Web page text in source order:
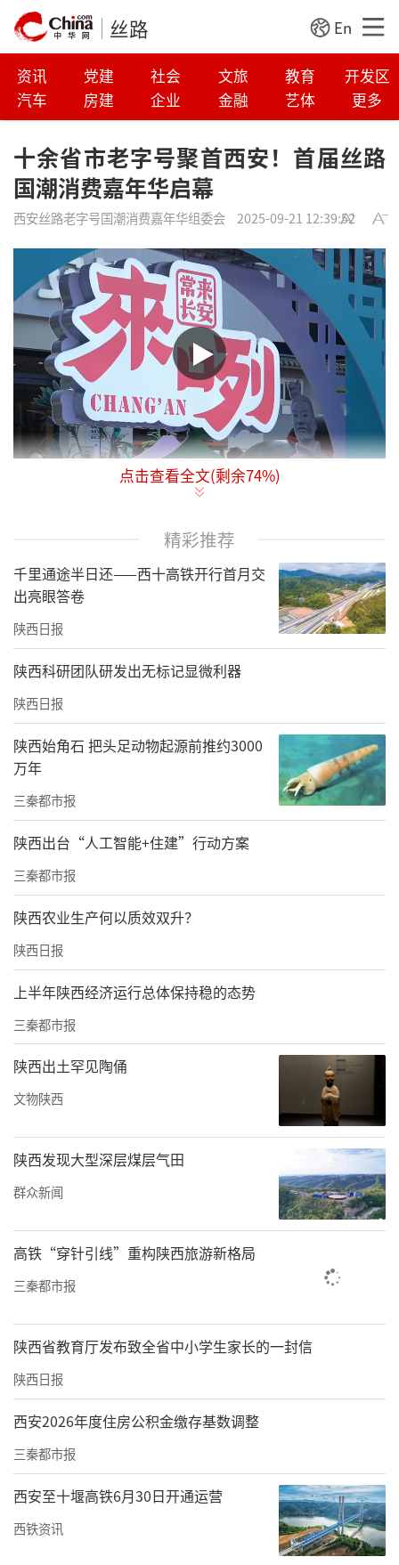
丝路 En
资讯 党建 社会 文旅 教育
开发区
汽车
房建 企业 金融 艺体 更多
十余省市老字号聚首西安！首届丝路
国潮消费嘉年华启幕
西安丝路老字号国潮消费嘉年华组委会 2025-09-21 12:39:52
9月19日，“国货潮品・历久弥新——首届西安
金市广场启幕。活动汇聚了来自北京、西安、
昆明、浙江、重庆、海南、广州、安徽、哈尔
滨、厦门、浙江、河南、云南、四川等全国十
余省市的优秀老字号企业，与西安本地非遗项
目、文创潮品同台亮相，为市民和游客打造了
会。
启动仪式上，10省市老字号商协会代表联合发
布《西安丝路老字号创新发展倡议》，围绕区
域协同合作、产品服务创新、数字化转型、知
识产权强化等议题凝聚行业共识、明确行动方
向。此次倡议的发布，不仅是对商务部《关于
促进老字号创新发展的意见》的具体响应，更
跨区域协同、创新性发展的新篇章，为丝路文
化传承与消费市场升级注入更多活力。
据悉，本次嘉年华为期三天，设置老字号展销
区、非遗及民俗体验区等多个特色区域，市民
游客可沉浸式选购老字号好物、观赏非遗技艺
展示，还能体验“国潮音乐汇”“篝火民俗
荟”等特色表演。活动期间，主办方还推出了
惠民福利：持有西安近期大型演唱会或体育赛
事票根的观众，可至活动现场会务处兑换10元
消费券，尽享国潮消费福利。
责任编辑：王莹 秦华
点击查看全文(剩余74%)
精彩推荐
千里通途半日还——西十高铁开行首月交
出亮眼答卷
陕西日报
陕西科研团队研发出无标记显微利器
陕西日报
陕西始角石 把头足动物起源前推约3000
万年
三秦都市报
陕西出台“人工智能+住建”行动方案
三秦都市报
陕西农业生产何以质效双升？
陕西日报
上半年陕西经济运行总体保持稳的态势
三秦都市报
陕西出土罕见陶俑
文物陕西
陕西发现大型深层煤层气田
群众新闻
高铁“穿针引线”重构陕西旅游新格局
三秦都市报
陕西省教育厅发布致全省中小学生家长的一封信
陕西日报
西安2026年度住房公积金缴存基数调整
三秦都市报
西安至十堰高铁6月30日开通运营
西铁资讯